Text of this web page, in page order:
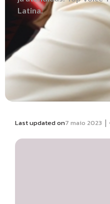
Latina.
Last updated on7 maio 2023 |